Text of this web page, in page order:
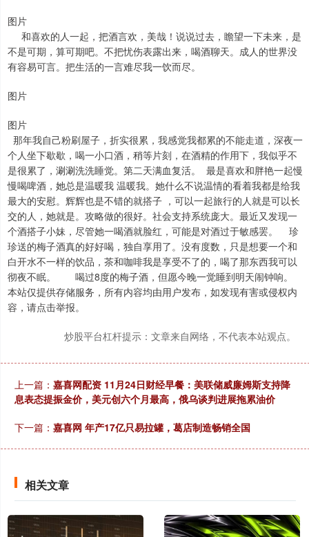
图片
和喜欢的人一起，把酒言欢，美哉！说说过去，瞻望一下未来，是
不是可期，算可期吧。不把忧伤表露出来，喝酒聊天。成人的世界没
有容易可言。把生活的一言难尽我一饮而尽。
图片
图片
那年我自己粉刷屋子，折实很累，我感觉我都累的不能走道，深夜一
个人坐下歇歇，喝一小口酒，稍等片刻，在酒精的作用下，我似乎不
是很累了，涮涮洗洗睡觉。第二天满血复活。 最是喜欢和胖艳一起慢
慢喝啤酒，她总是温暖我 温暖我。她什么不说温情的看着我都是给我
最大的安慰。辉辉也是不错的就搭子 ，可以一起旅行的人就是可以长
交的人，她就是。攻略做的很好。社会支持系统庞大。最近又发现一
个酒搭子小妹，尽管她一喝酒就脸红，可能是对酒过于敏感罢。 珍
珍送的梅子酒真的好好喝，独自享用了。没有度数，只是想要一个和
白开水不一样的饮品，茶和咖啡我是享受不了的，喝了那东西我可以
彻夜不眠。 喝过8度的梅子酒，但愿今晚一觉睡到明天闹钟响。
本站仅提供存储服务，所有内容均由用户发布，如发现有害或侵权内
容，请点击举报。
炒股平台杠杆提示：文章来自网络，不代表本站观点。
上一篇： 嘉喜网配资 11月24日财经早餐：美联储威廉姆斯支持降
息表态提振金价，美元创六个月最高，俄乌谈判进展拖累油价
下一篇： 嘉喜网 年产17亿只易拉罐，葛店制造畅销全国
相关文章